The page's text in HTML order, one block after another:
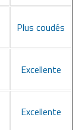
Plus coudés
Excellente
Excellente